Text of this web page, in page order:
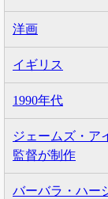
洋画
イギリス
1990年代
ジェームズ・ア
監督が制作
バーバラ・ハー